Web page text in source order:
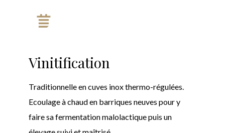
Vinitification
Traditionnelle en cuves inox thermo-régulées.
Ecoulage à chaud en barriques neuves pour y
faire sa fermentation malolactique puis un